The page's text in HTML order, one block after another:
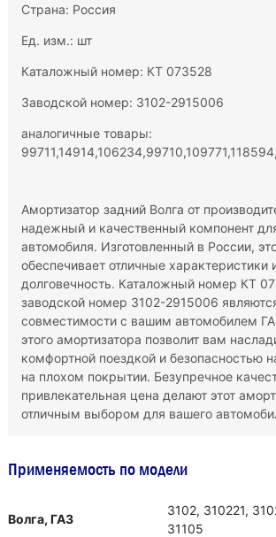
Страна: Россия
Ед. изм.: шт
Каталожный номер: КТ 073528
Заводской номер: 3102-2915006
аналогичные товары:
Амортизатор задний Волга от
надежный и качественный компонент
автомобиля. Изготовленный в России,
обеспечивает отличные характеристики
долговечность. Каталожный номер КТ
заводской номер 3102-2915006
совместимости с вашим автомобилем
этого амортизатора позволит вам
комфортной поездкой и безопасностью
на плохом покрытии. Безупречное
привлекательная цена делают этот
отличным выбором для вашего
Применяемость по модели
Волга, ГАЗ
3102, 310221,
31105